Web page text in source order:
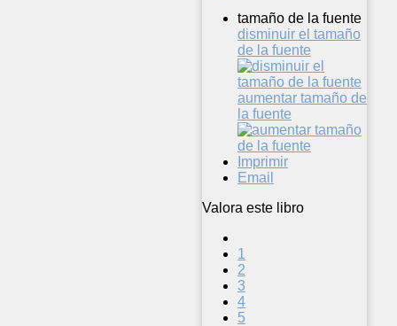
tamaño de la fuente
disminuir el tamaño
de la fuente
aumentar tamaño de
la fuente
Imprimir
Email
Valora este libro
1
2
3
4
5